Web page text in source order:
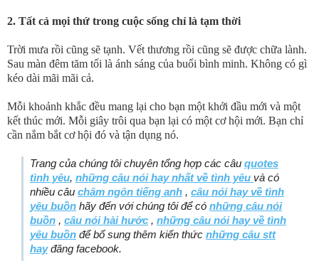
2. Tất cả mọi thứ trong cuộc sống chỉ là tạm thời
Trời mưa rồi cũng sẽ tạnh. Vết thương rồi cũng sẽ được chữa lành.
Sau màn đêm tăm tối là ánh sáng của buổi bình minh. Không có gì
kéo dài mãi mãi cả.
Mỗi khoảnh khắc đều mang lại cho bạn một khởi đầu mới và một
kết thúc mới. Mỗi giây trôi qua bạn lại có một cơ hội mới. Bạn chỉ
cần nắm bắt cơ hội đó và tận dụng nó.
Trang của chúng tôi chuyên tổng hợp các câu quotes
tình yêu, những câu nói hay nhất về tình yêu và có
nhiều câu châm ngôn tiếng anh , câu nói hay về tình
yêu buồn hãy đến với chúng tôi để có những câu nói
buồn , câu nói hài hước , những câu nói hay về tình
yêu buồn để bổ sung thêm kiến thức những câu stt
hay đăng facebook.